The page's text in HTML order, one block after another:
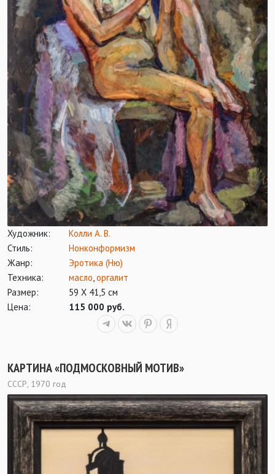
Художник:
Колли А. В.
Стиль:
Нонконформизм
Жанр:
Эротика (Ню)
Техника:
масло,оргалит
Размер:
59 Х 41,5 см
Цена:
115 000 руб.
КАРТИНА «ПОДМОСКОВНЫЙ МОТИВ»
СССР, 1970 год